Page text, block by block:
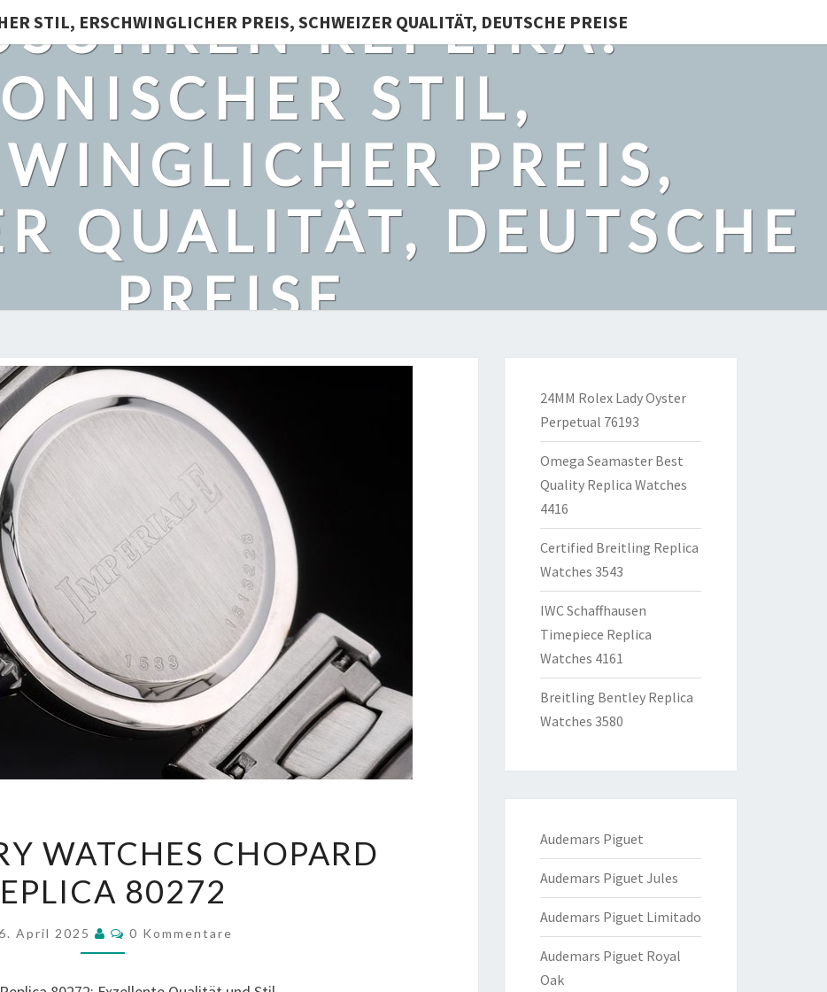
STIL, ERSCHWINGLICHER PREIS, SCHWEIZER QUALITÄT, DEUTSCHE PREISE
REPLIKA:
STIL,
PREIS,
QUALITÄT, DEUTSCHE
PREISE
LUXURY
WATCHES
CHOPARD
REPLICA
WATCHES CHOPARD
80272
April 2025 Kommentare
0 Kommentare
24MM Rolex Lady Oyster
Perpetual 76193
Omega Seamaster Best
Quality Replica Watches
4416
Certified Breitling Replica
Watches 3543
IWC Schaffhausen
Timepiece Replica
Watches 4161
Breitling Bentley Replica
Watches 3580
Audemars Piguet
Audemars Piguet Jules
Audemars Piguet Limitado
Audemars Piguet Royal
Oak